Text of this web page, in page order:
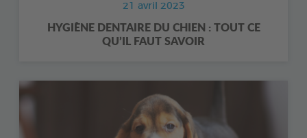
21 avril 2023
HYGIÈNE DENTAIRE DU CHIEN : TOUT CE
QU’IL FAUT SAVOIR